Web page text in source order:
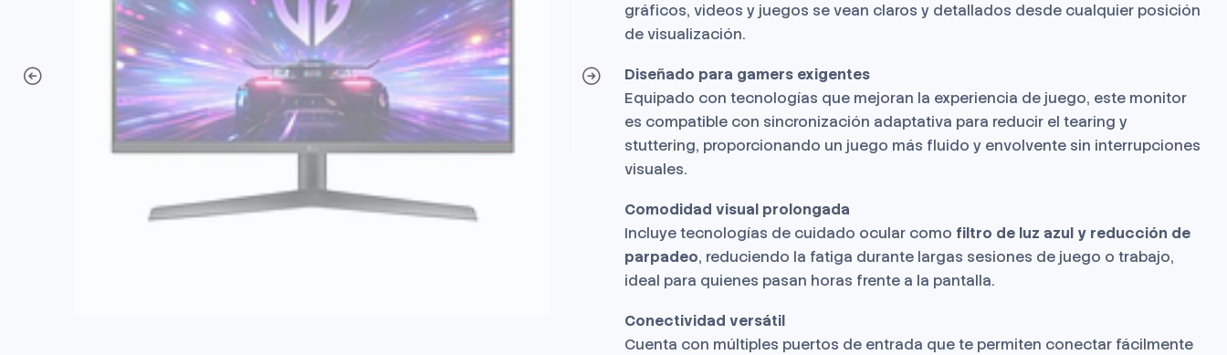
gráficos, videos y juegos se vean claros y detallados desde cualquier posición
de visualización.
Diseñado para gamers exigentes
Equipado con tecnologías que mejoran la experiencia de juego, este monitor
es compatible con sincronización adaptativa para reducir el tearing y
stuttering, proporcionando un juego más fluido y envolvente sin interrupciones
visuales.
Comodidad visual prolongada
Incluye tecnologías de cuidado ocular como filtro de luz azul y reducción de
parpadeo, reduciendo la fatiga durante largas sesiones de juego o trabajo,
ideal para quienes pasan horas frente a la pantalla.
Conectividad versátil
Cuenta con múltiples puertos de entrada que te permiten conectar fácilmente